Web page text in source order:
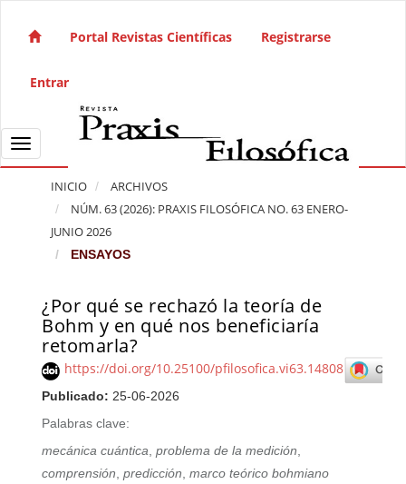
Navegación principal
Barra lateral
Portal Revistas Científicas Registrarse
Entrar
Toggle navigation
INICIO
ARCHIVOS
NÚM. 63 (2026): PRAXIS FILOSÓFICA NO. 63 ENERO-
JUNIO 2026
ENSAYOS
¿Por qué se rechazó la teoría de
Bohm y en qué nos beneficiaría
retomarla?
https://doi.org/10.25100/pfilosofica.vi63.14808
Publicado: 25-06-2026
Palabras clave:
mecánica cuántica,problema de la medición,
comprensión,predicción,marco teórico bohmiano
Barra lateral del artículo